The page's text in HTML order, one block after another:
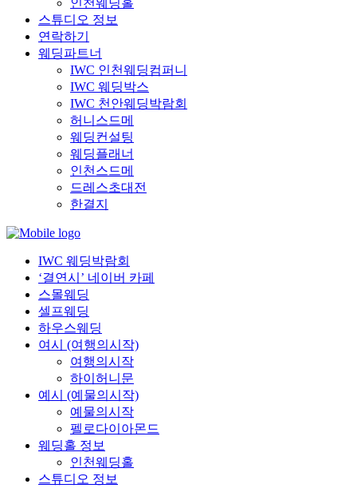
인천웨딩홀
스튜디오 정보
연락하기
웨딩파트너
IWC 인천웨딩컴퍼니
IWC 웨딩박스
IWC 천안웨딩박람회
허니스드메
웨딩컨설팅
웨딩플래너
인천스드메
드레스초대전
한결지
IWC 웨딩박람회
‘결연시’ 네이버 카페
스몰웨딩
셀프웨딩
하우스웨딩
여시 (여행의시작)
여행의시작
하이허니문
예시 (예물의시작)
예물의시작
펠로다이아몬드
웨딩홀 정보
인천웨딩홀
스튜디오 정보